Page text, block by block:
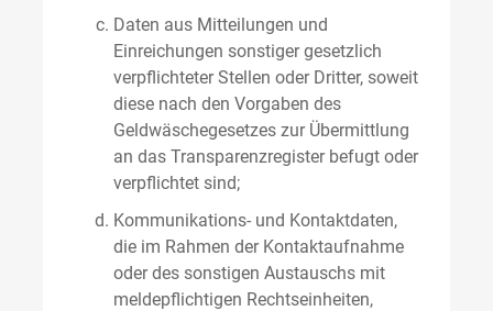
Daten aus Mitteilungen und
Einreichungen sonstiger gesetzlich
verpflichteter Stellen oder Dritter, soweit
diese nach den Vorgaben des
Geldwäschegesetzes zur Übermittlung
an das Transparenzregister befugt oder
verpflichtet sind;
Kommunikations- und Kontaktdaten,
die im Rahmen der Kontaktaufnahme
oder des sonstigen Austauschs mit
meldepflichtigen Rechtseinheiten,